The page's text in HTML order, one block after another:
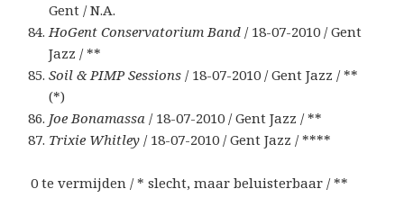
Gent / N.A.
HoGent Conservatorium Band / 18-07-2010 / Gent
Jazz / **
Soil & PIMP Sessions / 18-07-2010 / Gent Jazz / **
(*)
Joe Bonamassa / 18-07-2010 / Gent Jazz / **
Trixie Whitley / 18-07-2010 / Gent Jazz / ****
0 te vermijden / * slecht, maar beluisterbaar / **